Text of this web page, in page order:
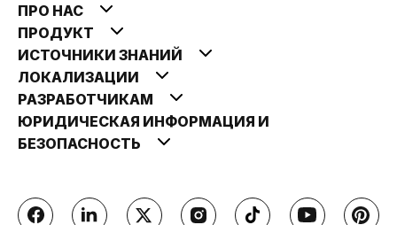
ПРО НАС
ПРОДУКТ
ИСТОЧНИКИ ЗНАНИЙ
ЛОКАЛИЗАЦИИ
РАЗРАБОТЧИКАМ
ЮРИДИЧЕСКАЯ ИНФОРМАЦИЯ И
БЕЗОПАСНОСТЬ